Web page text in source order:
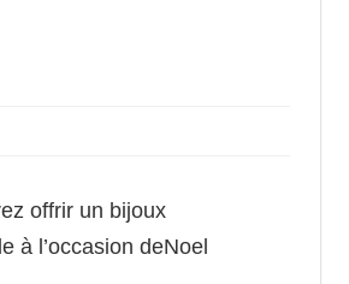
offrir un bijoux
à l’occasion deNoel